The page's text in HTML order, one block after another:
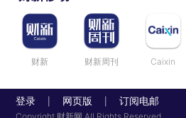
财新 财新周刊 Caixin
登录 网页版 订阅电邮